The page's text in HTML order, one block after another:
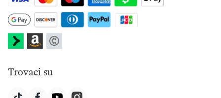
Trovaci su